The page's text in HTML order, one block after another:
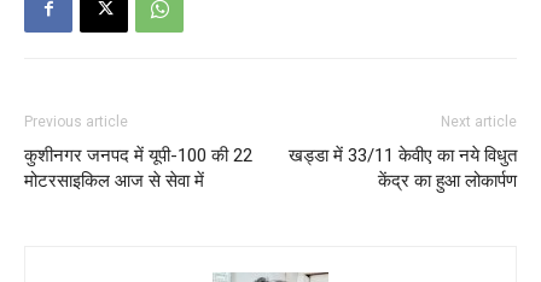
Previous article
कुशीनगर जनपद में यूपी-100 की 22
मोटरसाइकिल आज से सेवा में
Next article
खड्डा में 33/11 केवीए का नये विधुत
केंद्र का हुआ लोकार्पण